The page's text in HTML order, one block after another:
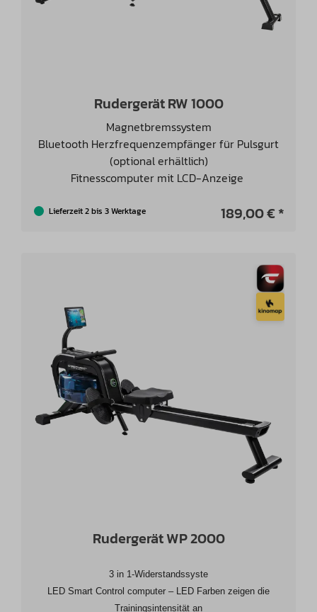
Rudergerät RW 1000
Magnetbremssystem
Bluetooth Herzfrequenzempfänger für Pulsgurt
(optional erhältlich)
Fitnesscomputer mit LCD-Anzeige
Lieferzeit 2 bis 3 Werktage 189,00 € *
Rudergerät WP 2000
3 in 1-Widerstandssyste
LED Smart Control computer – LED Farben zeigen die
Trainingsintensität an